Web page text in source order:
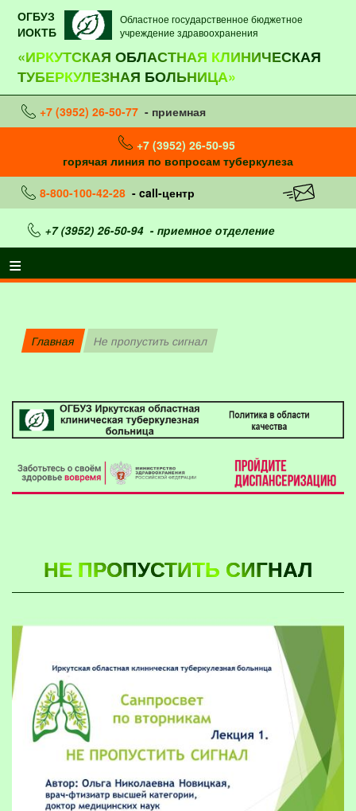
ОГБУЗ
ИОКТБ
Областное государственное бюджетное
учреждение здравоохранения
«ИРКУТСКАЯ ОБЛАСТНАЯ КЛИНИЧЕСКАЯ
ТУБЕРКУЛЕЗНАЯ БОЛЬНИЦА»
+7 (3952) 26-50-77 - приемная
+7 (3952) 26-50-95
горячая линия по вопросам туберкулеза
8-800-100-42-28 - call-центр
+7 (3952) 26-50-94- приемное отделение
Главная Не пропустить сигнал
НЕ ПРОПУСТИТЬ СИГНАЛ